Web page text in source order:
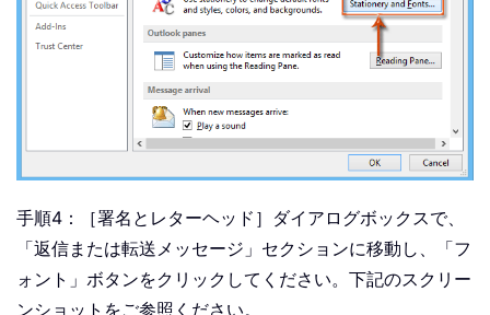
手順4：［署名とレターヘッド］ダイアログボックスで、
「返信または転送メッセージ」セクションに移動し、「フ
ォント」ボタンをクリックしてください。下記のスクリー
ンショットをご参照ください。